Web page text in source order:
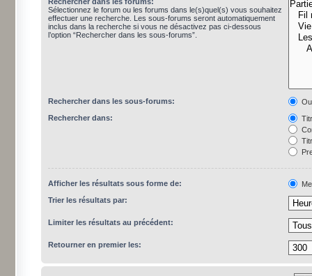
Sélectionnez le forum ou les forums dans le(s)quel(s) vous souhaitez
effectuer une recherche. Les sous-forums seront automatiquement
inclus dans la recherche si vous ne désactivez pas ci-dessous
l’option “Rechercher dans les sous-forums”.
Rechercher dans les sous-forums:
Rechercher dans:
Afficher les résultats sous forme de:
Trier les résultats par:
Limiter les résultats au précédent:
Retourner en premier les: